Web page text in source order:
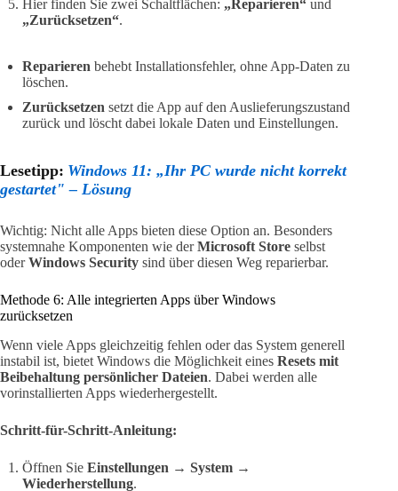
Hier finden Sie zwei Schaltflächen: „Reparieren“ und
„Zurücksetzen“.
Reparieren behebt Installationsfehler, ohne App-Daten zu
löschen.
Zurücksetzen setzt die App auf den Auslieferungszustand
zurück und löscht dabei lokale Daten und Einstellungen.
Lesetipp: Windows 11: „Ihr PC wurde nicht korrekt
gestartet" – Lösung
Wichtig: Nicht alle Apps bieten diese Option an. Besonders
systemnahe Komponenten wie derMicrosoft Store selbst
oderWindows Security sind über diesen Weg reparierbar.
Methode 6: Alle integrierten Apps über Windows
zurücksetzen
Wenn viele Apps gleichzeitig fehlen oder das System generell
instabil ist, bietet Windows die Möglichkeit eines Resets mit
Beibehaltung persönlicher Dateien. Dabei werden alle
vorinstallierten Apps wiederhergestellt.
Schritt-für-Schritt-Anleitung:
Öffnen Sie Einstellungen → System →
Wiederherstellung.